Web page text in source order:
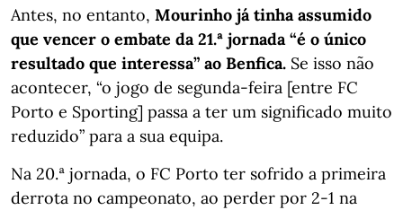
Antes, no entanto, Mourinho já tinha assumido
que vencer o embate da 21.ª jornada “é o único
resultado que interessa” ao Benfica. Se isso não
acontecer, “o jogo de segunda-feira [entre FC
Porto e Sporting] passa a ter um significado muito
reduzido” para a sua equipa.
Na 20.ª jornada, o FC Porto ter sofrido a primeira
derrota no campeonato, ao perder por 2-1 na